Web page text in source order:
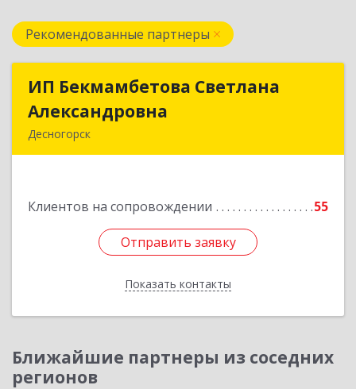
Рекомендованные партнеры
ИП Бекмамбетова Светлана
Александровна
Десногорск
Клиентов на сопровождении 55
Отправить заявку
Показать контакты
ИП Бекмамбетова Светлана
Подробнее
Отправить заявку
Назад
Ближайшие партнеры из соседних
регионов